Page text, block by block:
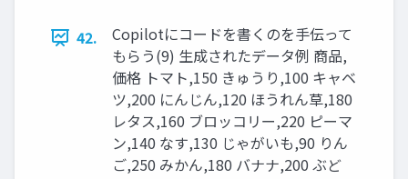
42.
Copilotにコードを書くのを手伝って
もらう(9) 生成されたデータ例 商品,
価格 トマト,150 きゅうり,100 キャベ
ツ,200 にんじん,120 ほうれん草,180
レタス,160 ブロッコリー,220 ピーマ
ン,140 なす,130 じゃがいも,90 りん
ご,250 みかん,180 バナナ,200 ぶど